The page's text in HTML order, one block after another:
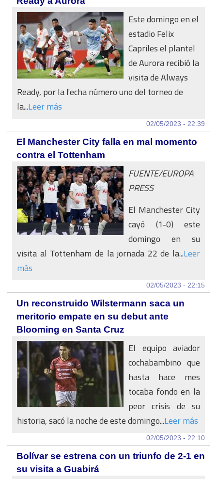
Este domingo en el
estadio Felix
Capriles el plantel
de Aurora recibió la
visita de Always
Ready, por la fecha número uno del torneo de
la...Leer más
02/05/2023 - 22:39
El Manchester City falla en mal momento
contra el Tottenham
FUENTE/EUROPA
PRESS
El Manchester City
cayó (1-0) este
domingo en su
visita al Tottenham de la jornada 22 de la...Leer
más
02/05/2023 - 22:15
Un reconstruido Wilstermann saca un
meritorio empate en su debut ante
Blooming en Santa Cruz
El equipo aviador
cochabambino que
hasta hace mes
tocaba fondo en la
peor crisis de su
historia, sacó la noche de este domingo...Leer más
02/05/2023 - 22:10
Bolívar se estrena con un triunfo de 2-1 en
su visita a Guabirá